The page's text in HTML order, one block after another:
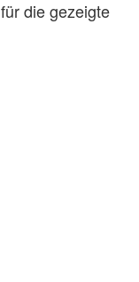
die gezeigte